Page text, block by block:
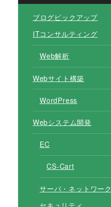
ブログピックアップ
ITコンサルティング
Web解析
Webサイト構築
WordPress
Webシステム開発
EC
CS-Cart
サーバ・ネットワーク